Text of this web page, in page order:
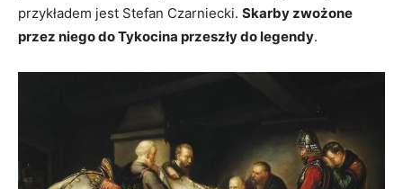
przykładem jest Stefan Czarniecki. Skarby zwożone
przez niego do Tykocina przeszły do legendy.